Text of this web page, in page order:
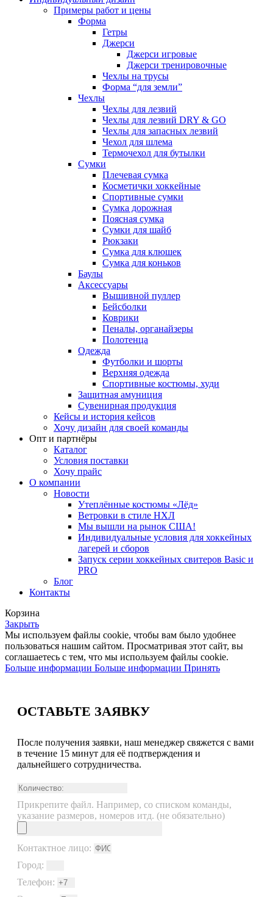
Примеры работ и цены
Форма
Гетры
Джерси
Джерси игровые
Джерси тренировочные
Чехлы на трусы
Форма “для земли”
Чехлы
Чехлы для лезвий
Чехлы для лезвий DRY & GO
Чехлы для запасных лезвий
Чехол для шлема
Термочехол для бутылки
Сумки
Плечевая сумка
Косметички хоккейные
Спортивные сумки
Сумка дорожная
Поясная сумка
Сумки для шайб
Рюкзаки
Сумка для клюшек
Сумка для коньков
Баулы
Аксессуары
Вышивной пуллер
Бейсболки
Коврики
Пеналы, органайзеры
Полотенца
Одежда
Футболки и шорты
Верхняя одежда
Спортивные костюмы, худи
Защитная амуниция
Сувенирная продукция
Кейсы и история кейсов
Хочу дизайн для своей команды
Опт и партнёры
Каталог
Условия поставки
Хочу прайс
О компании
Новости
Утеплённые костюмы «Лёд»
Ветровки в стиле НХЛ
Мы вышли на рынок США!
Индивидуальные условия для хоккейных
лагерей и сборов
Запуск серии хоккейных свитеров Basic и
PRO
Блог
Контакты
Корзина
Закрыть
Мы используем файлы cookie, чтобы вам было удобнее
пользоваться нашим сайтом. Просматривая этот сайт, вы
соглашаетесь с тем, что мы используем файлы cookie.
Больше информации Больше информации Принять
ОСТАВЬТЕ ЗАЯВКУ
После получения заявки, наш менеджер свяжется с вами
в течение 15 минут для её подтверждения и
дальнейшего сотрудничества.
Прикрепите файл. Например, со списком команды,
указание размеров, номеров итд. (не обязательно)
Контактное лицо:
Город:
Телефон: